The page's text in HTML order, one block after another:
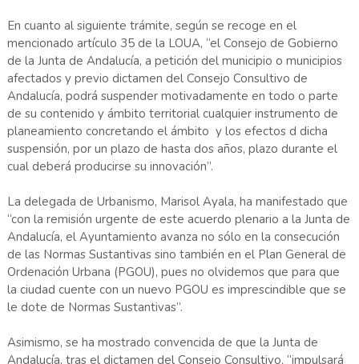
En cuanto al siguiente trámite, según se recoge en el
mencionado artículo 35 de la LOUA, “el Consejo de Gobierno
de la Junta de Andalucía, a petición del municipio o municipios
afectados y previo dictamen del Consejo Consultivo de
Andalucía, podrá suspender motivadamente en todo o parte
de su contenido y ámbito territorial cualquier instrumento de
planeamiento concretando el ámbito y los efectos d dicha
suspensión, por un plazo de hasta dos años, plazo durante el
cual deberá producirse su innovación”.
La delegada de Urbanismo, Marisol Ayala, ha manifestado que
“con la remisión urgente de este acuerdo plenario a la Junta de
Andalucía, el Ayuntamiento avanza no sólo en la consecución
de las Normas Sustantivas sino también en el Plan General de
Ordenación Urbana (PGOU), pues no olvidemos que para que
la ciudad cuente con un nuevo PGOU es imprescindible que se
le dote de Normas Sustantivas”.
Asimismo, se ha mostrado convencida de que la Junta de
Andalucía, tras el dictamen del Consejo Consultivo, “impulsará